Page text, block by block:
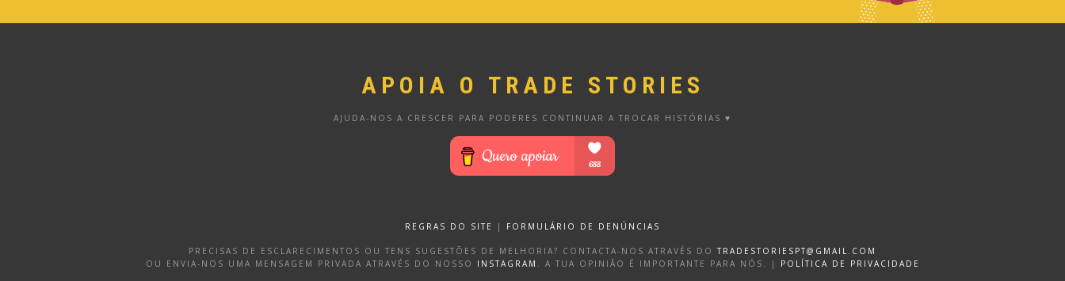
APOIA O TRADE STORIES
AJUDA-NOS A CRESCER PARA PODERES CONTINUAR A TROCAR HISTÓRIAS ♥
REGRAS DO SITE | FORMULÁRIO DE DENÚNCIAS
PRECISAS DE ESCLARECIMENTOS OU TENS SUGESTÕES DE MELHORIA? CONTACTA-NOS ATRAVÉS DO TRADESTORIESPT@GMAIL.COM
OU ENVIA-NOS UMA MENSAGEM PRIVADA ATRAVÉS DO NOSSO
INSTAGRAM . A TUA OPINIÃO É IMPORTANTE PARA NÓS. | POLÍTICA DE PRIVACIDADE